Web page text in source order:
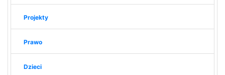
Projekty
Prawo
Dzieci